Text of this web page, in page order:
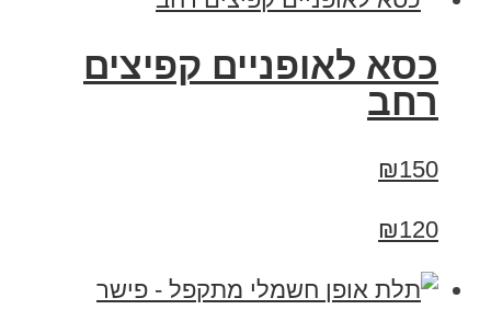
כסא לאופניים קפיצים
רחב
₪150
₪120